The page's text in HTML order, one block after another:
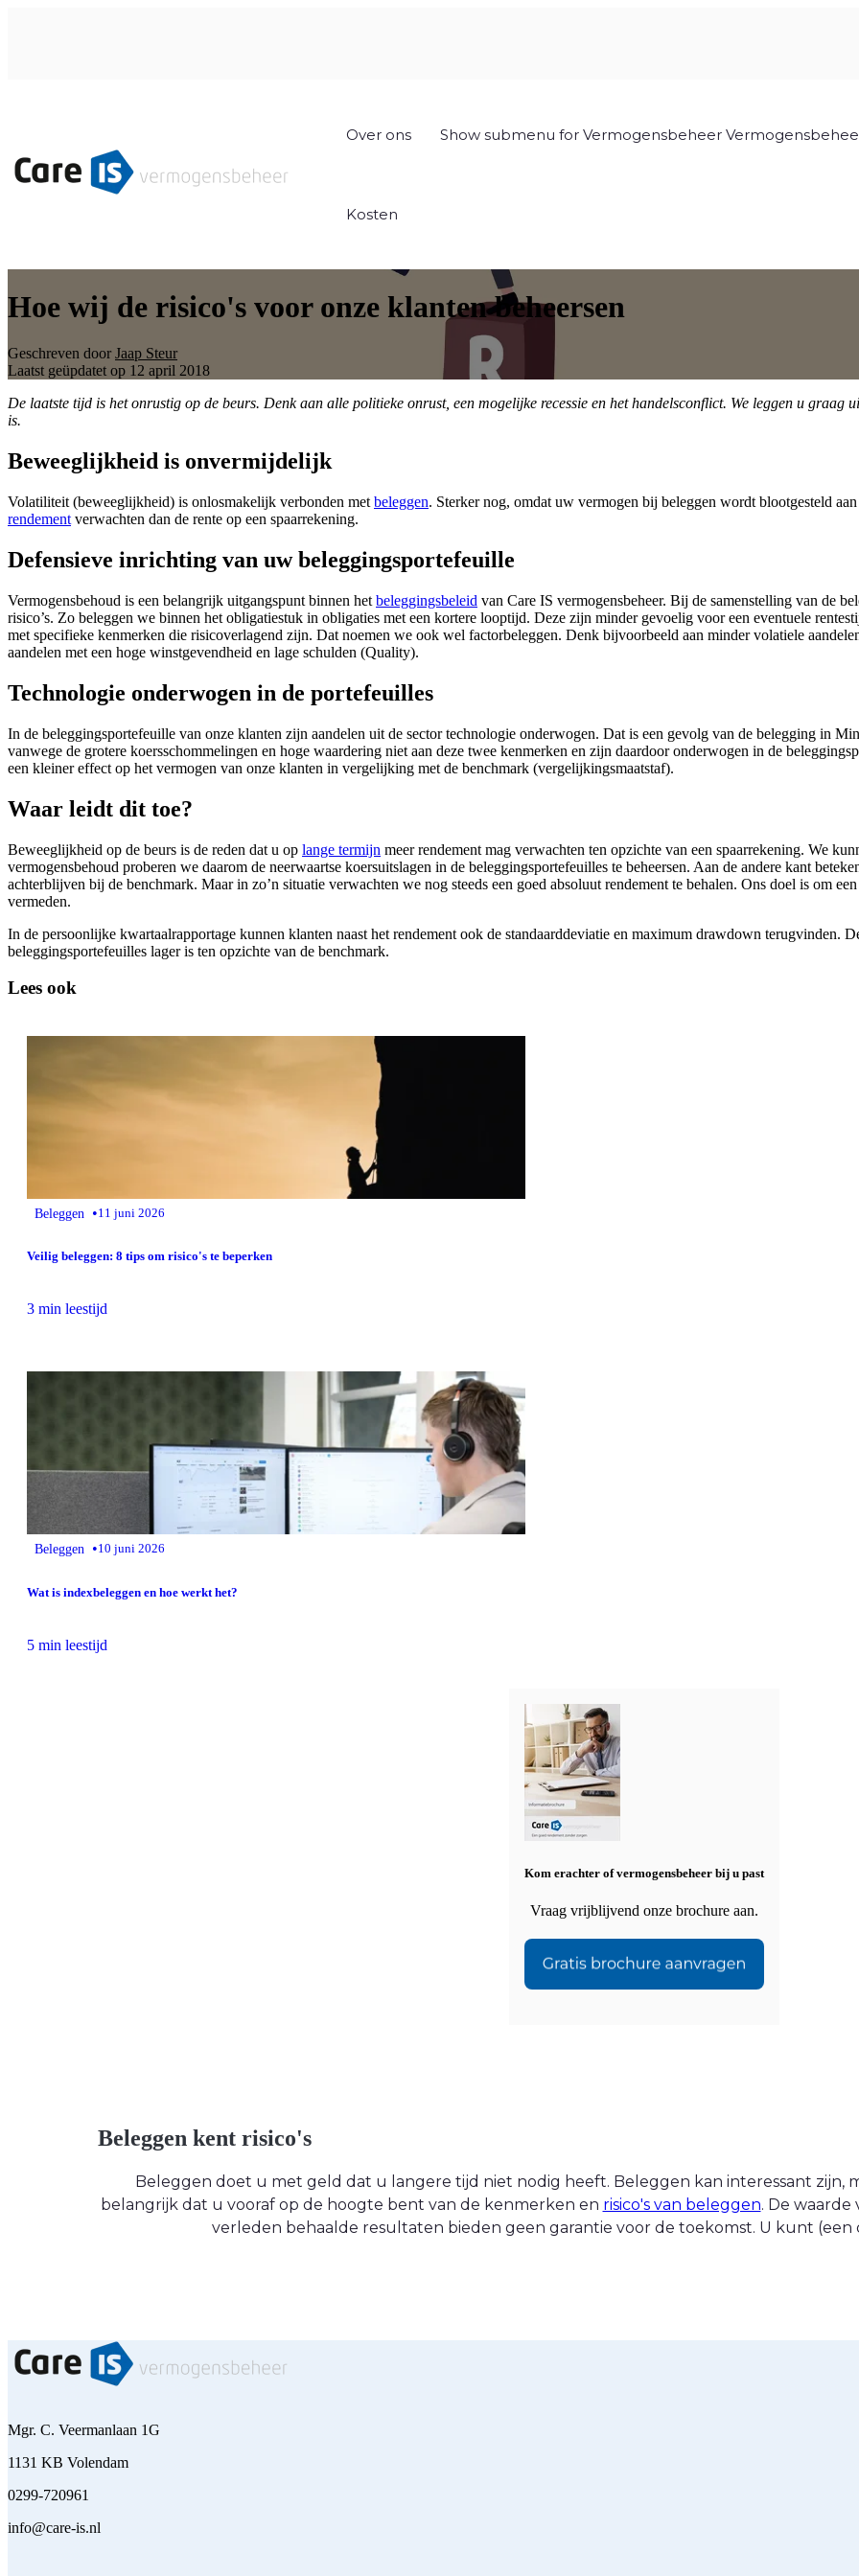
Over ons Show submenu for Vermogensbeheer
Kosten
Hoe wij de risico's voor onze klanten beheersen
Geschreven door Jaap Steur
Laatst geüpdatet op 12 april 2018
De laatste tijd is het onrustig op de beurs. Denk aan alle politieke onrust, een mogelijke recessie en het handelsconflict. We leggen u
is.
Beweeglijkheid is onvermijdelijk
Volatiliteit (beweeglijkheid) is onlosmakelijk verbonden met beleggen. Sterker nog, omdat uw vermogen bij beleggen wordt blootgesteld
rendement verwachten dan de rente op een spaarrekening.
Defensieve inrichting van uw beleggingsportefeuille
Vermogensbehoud is een belangrijk uitgangspunt binnen het beleggingsbeleid van Care IS vermogensbeheer. Bij de samenstelling van de
risico’s. Zo beleggen we binnen het obligatiestuk in obligaties met een kortere looptijd. Deze zijn minder gevoelig voor een eventuele
met specifieke kenmerken die risicoverlagend zijn. Dat noemen we ook wel factorbeleggen. Denk bijvoorbeeld aan minder volatiele
aandelen met een hoge winstgevendheid en lage schulden (Quality).
Technologie onderwogen in de portefeuilles
In de beleggingsportefeuille van onze klanten zijn aandelen uit de sector technologie onderwogen. Dat is een gevolg van de belegging in
vanwege de grotere koersschommelingen en hoge waardering niet aan deze twee kenmerken en zijn daardoor onderwogen in de
een kleiner effect op het vermogen van onze klanten in vergelijking met de benchmark (vergelijkingsmaatstaf).
Waar leidt dit toe?
Beweeglijkheid op de beurs is de reden dat u op lange termijn meer rendement mag verwachten ten opzichte van een spaarrekening. We
vermogensbehoud proberen we daarom de neerwaartse koersuitslagen in de beleggingsportefeuilles te beheersen. Aan de andere kant
achterblijven bij de benchmark. Maar in zo’n situatie verwachten we nog steeds een goed absoluut rendement te behalen. Ons doel is om
vermeden.
In de persoonlijke kwartaalrapportage kunnen klanten naast het rendement ook de standaarddeviatie en maximum drawdown terugvinden.
beleggingsportefeuilles lager is ten opzichte van de benchmark.
Lees ook
Beleggen •11 juni 2026
Veilig beleggen: 8 tips om risico's te beperken
3 min leestijd
Beleggen •10 juni 2026
Wat is indexbeleggen en hoe werkt het?
5 min leestijd
Kom erachter of vermogensbeheer bij u past
Vraag vrijblijvend onze brochure aan.
Beleggen kent risico's
Beleggen doet u met geld dat u langere tijd niet nodig heeft. Beleggen kan interessant zijn,
belangrijk dat u vooraf op de hoogte bent van de kenmerken en risico's van beleggen. De
verleden behaalde resultaten bieden geen garantie voor de toekomst. U kunt (een
Mgr. C. Veermanlaan 1G
1131 KB Volendam
0299-720961
info@care-is.nl